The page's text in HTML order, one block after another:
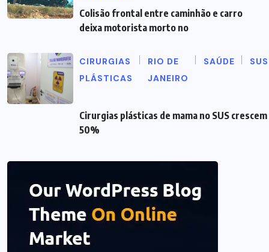
Colisão frontal entre caminhão e carro
deixa motorista morto no
CIRURGIAS
PLÁSTICAS
RIO DE
JANEIRO
SAÚDE SUS
Cirurgias plásticas de mama no SUS
50%